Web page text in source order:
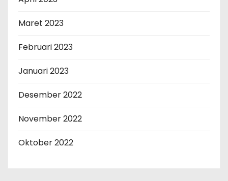
Maret 2023
Februari 2023
Januari 2023
Desember 2022
November 2022
Oktober 2022